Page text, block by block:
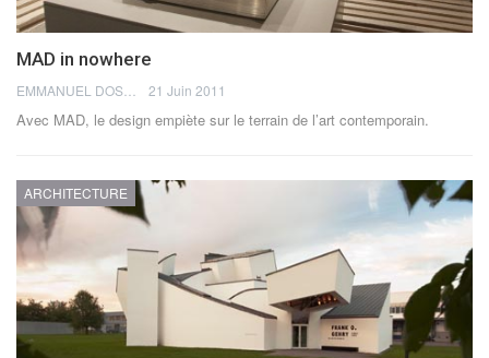
MAD in nowhere
21 Juin 2011
Avec MAD, le design empiète sur le terrain de l’art contemporain.
ARCHITECTURE